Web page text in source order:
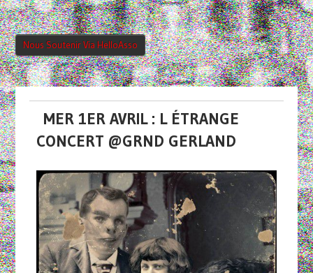
Nous Soutenir Via HelloAsso
MER 1ER AVRIL : L ÉTRANGE
CONCERT @GRND GERLAND